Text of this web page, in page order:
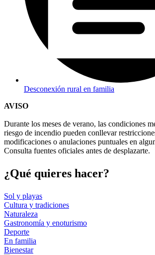
Desconexión rural en familia
AVISO
Durante los meses de verano, las condiciones
riesgo de incendio pueden conllevar
modificaciones o anulaciones puntuales en
Consulta fuentes oficiales antes de desplazarte.
¿Qué quieres hacer?
Sol y playas
Cultura y tradiciones
Naturaleza
Gastronomía y enoturismo
Deporte
En familia
Bienestar